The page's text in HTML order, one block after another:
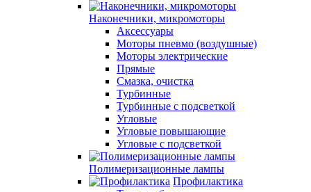
Наконечники, микромоторы
Аксессуары
Моторы пневмо (воздушные)
Моторы электрические
Прямые
Смазка, очистка
Турбинные
Турбинные с подсветкой
Угловые
Угловые повышающие
Угловые с подсветкой
Полимеризационные лампы
Профилактика